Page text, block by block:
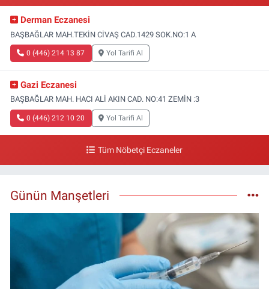
Derman Eczanesi
BAŞBAĞLAR MAH.TEKİN CİVAŞ CAD.1429 SOK.NO:1 A
0 (446) 214 13 87 Yol Tarifi Al
Gazi Eczanesi
BAŞBAĞLAR MAH. HACI ALİ AKIN CAD. NO:41 ZEMİN :3
0 (446) 212 10 20 Yol Tarifi Al
Tüm Nöbetçi Eczaneler
Günün Manşetleri